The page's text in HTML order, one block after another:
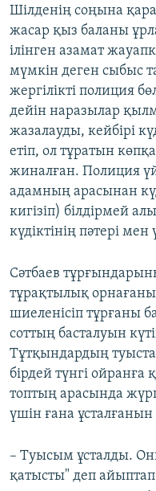
Шілденің соңына
жасар қыз баланы
ілінген азамат
мүмкін деген сыбыс
жергілікті полиция
дейін наразылар
жазалауды, кейбірі
етіп, ол тұратын
жиналған. Полиция
адамның арасынан
кигізіп) білдірмей
күдіктінің пәтері
Сәтбаев
тұрақтылық
шиеленісіп тұрғаны
соттың басталуын
Тұтқындардың
бірдей түнгі
топтың арасында
үшін ғана
– Туысым ұсталды.
қатысты" деп айыптап